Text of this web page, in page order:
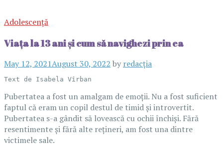
Adolescență
Viața la 13 ani și cum să navighezi prin ea
May 12, 2021August 30, 2022 by redacția
Text de Isabela Vîrban
Pubertatea a fost un amalgam de emoții. Nu a fost suficient
faptul că eram un copil destul de timid și introvertit.
Pubertatea s-a gândit să lovească cu ochii închiși. Fără
resentimente și fără alte rețineri, am fost una dintre
victimele sale.